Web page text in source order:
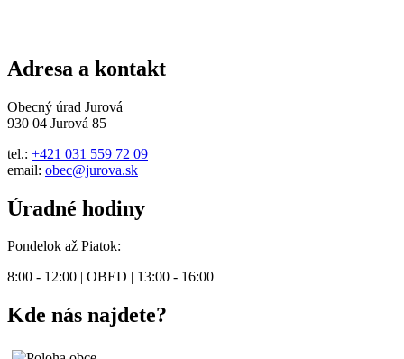
Adresa a kontakt
Obecný úrad Jurová
930 04 Jurová 85
tel.: +421 031 559 72 09
email: obec@jurova.sk
Úradné hodiny
Pondelok až Piatok:
8:00 - 12:00 | OBED | 13:00 - 16:00
Kde nás najdete?